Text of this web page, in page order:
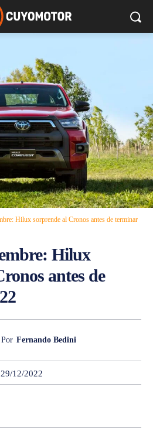
Hilux sorprende al Cronos antes de terminar
Hilux
antes de
Por Fernando Bedini
29/12/2022